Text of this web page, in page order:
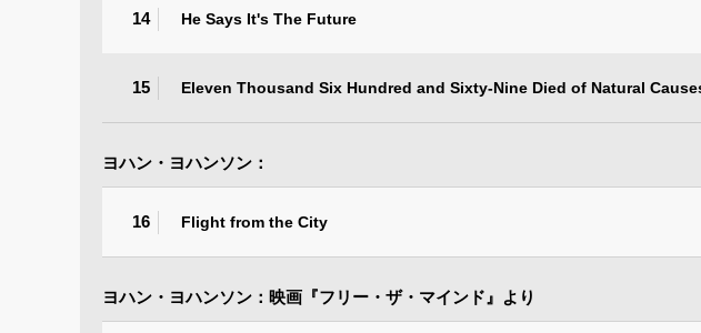
14 He Says It's The Future
15 Eleven Thousand Six Hundred and Sixty-Nine Died of Natural Causes
ヨハン・ヨハンソン：
16 Flight from the City
ヨハン・ヨハンソン：映画『フリー・ザ・マインド』より